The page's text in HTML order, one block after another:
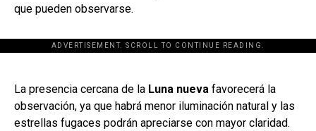
que pueden observarse.
ADVERTISEMENT. SCROLL TO CONTINUE READING.
[adsforwp id="243463"]
La presencia cercana de la Luna nueva favorecerá la
observación, ya que habrá menor iluminación natural y las
estrellas fugaces podrán apreciarse con mayor claridad.